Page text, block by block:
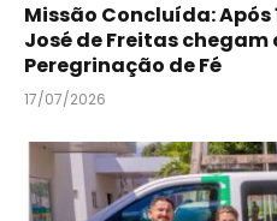
Missão Concluída: Após
José de Freitas chegam
Peregrinação de Fé
17/07/2026